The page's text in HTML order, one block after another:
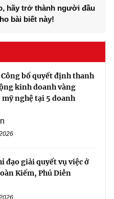
hãy trở thành người đầu
bài biết này!
bố quyết định thanh
kinh doanh vàng
nghệ tại 5 doanh
đạo giải quyết vụ việc ở
Kiếm, Phú Diễn